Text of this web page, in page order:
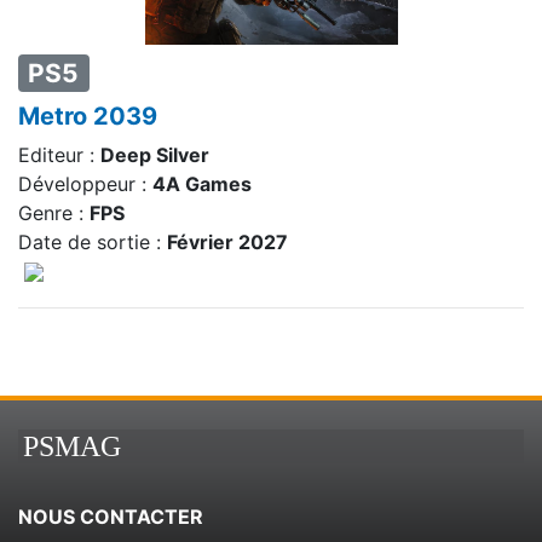
PS5
Metro 2039
Editeur : Deep Silver
Développeur : 4A Games
Genre : FPS
Date de sortie : Février 2027
PSMAG
NOUS CONTACTER